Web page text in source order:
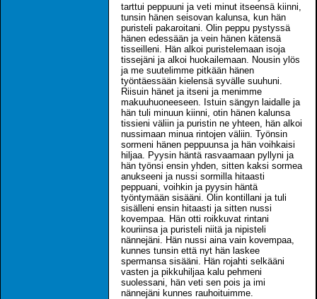
tarttui peppuuni ja veti minut itseensä kiinni,
tunsin hänen seisovan kalunsa, kun hän
puristeli pakaroitani. Olin peppu pystyssä
hänen edessään ja vein hänen kätensä
tisseilleni. Hän alkoi puristelemaan isoja
tissejäni ja alkoi huokailemaan. Nousin ylös
ja me suutelimme pitkään hänen
työntäessään kielensä syvälle suuhuni.
Riisuin hänet ja itseni ja menimme
makuuhuoneeseen. Istuin sängyn laidalle ja
hän tuli minuun kiinni, otin hänen kalunsa
tissieni väliin ja puristin ne yhteen, hän alkoi
nussimaan minua rintojen väliin. Työnsin
sormeni hänen peppuunsa ja hän voihkaisi
hiljaa. Pyysin häntä rasvaamaan pyllyni ja
hän työnsi ensin yhden, sitten kaksi sormea
anukseeni ja nussi sormilla hitaasti
peppuani, voihkin ja pyysin häntä
työntymään sisääni. Olin kontillani ja tuli
sisälleni ensin hitaasti ja sitten nussi
kovempaa. Hän otti roikkuvat rintani
kouriinsa ja puristeli niitä ja nipisteli
nännejäni. Hän nussi aina vain kovempaa,
kunnes tunsin että nyt hän laskee
spermansa sisääni. Hän rojahti selkääni
vasten ja pikkuhiljaa kalu pehmeni
suolessani, hän veti sen pois ja imi
nännejäni kunnes rauhoituimme.